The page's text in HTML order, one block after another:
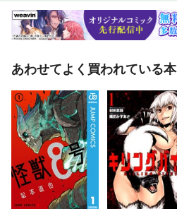
あわせてよく買われている本